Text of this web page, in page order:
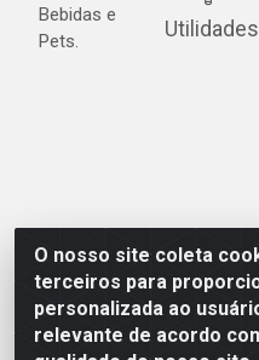
O nosso site coleta
terceiros para
personalizada ao
relevante de acordo
Bebidas e
Pets.
Utilidades
Cardeal Distribuidora -
do Moura - Caruaru/